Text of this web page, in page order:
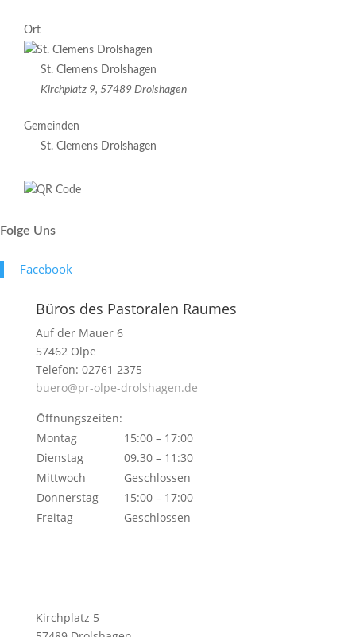
Ort
St. Clemens Drolshagen
Kirchplatz 9, 57489 Drolshagen
Gemeinden
St. Clemens Drolshagen
Folge Uns
Face­book
Büros des Pastoralen Raumes
Auf der Mauer 6
57462 Olpe
Telefon: 02761 2375
buero@pr-olpe-drolshagen.de
Öffnungszeiten:
Montag
15:00 – 17:00
Dienstag
09.30 – 11:30
Mittwoch
Geschlossen
Donnerstag
15:00 – 17:00
Freitag
Geschlossen
Kirchplatz 5